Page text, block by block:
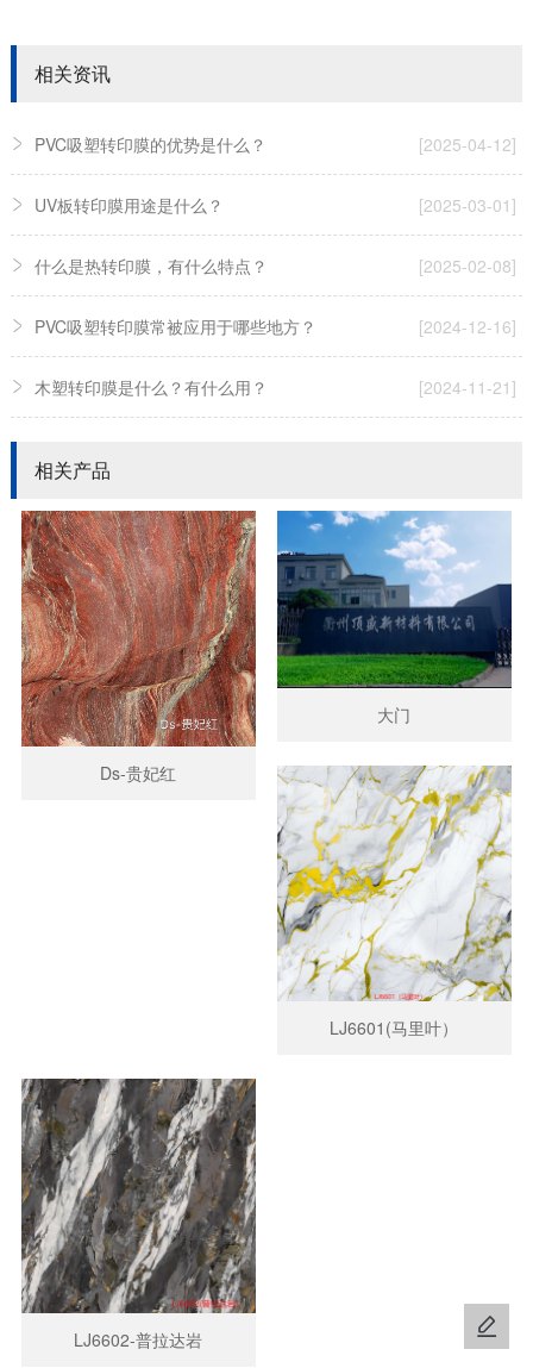
相关资讯
[2025-04-12]
PVC吸塑转印膜的优势是什么？
[2025-03-01]
UV板转印膜用途是什么？
[2025-02-08]
什么是热转印膜，有什么特点？
[2024-12-16]
PVC吸塑转印膜常被应用于哪些地方？
[2024-11-21]
木塑转印膜是什么？有什么用？
相关产品
Ds-贵妃红
大门
LJ6601(马里叶）
LJ6602-普拉达岩